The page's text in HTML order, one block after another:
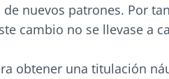
nuevos patrones. Por
cambio no se llevase a
obtener una titulación